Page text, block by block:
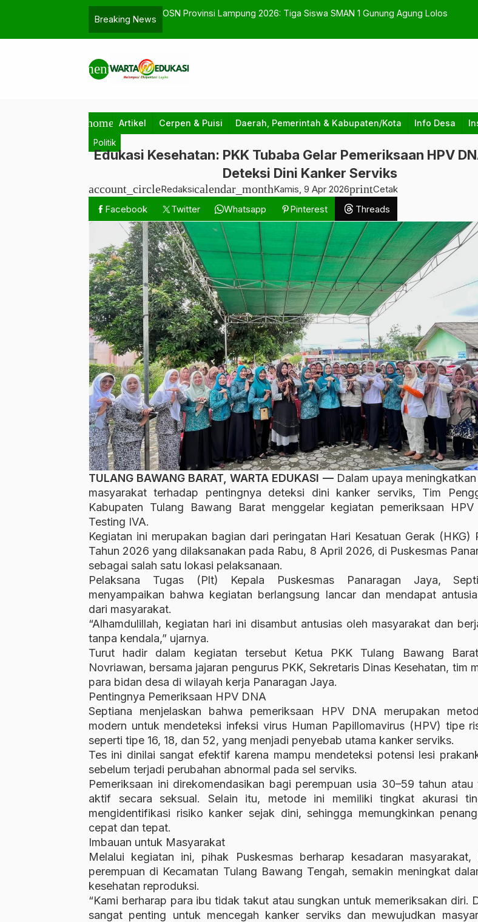
Breaking News
Dari Tiga Serangkai ke Generasi Z: Pendidikan Meningkat, Tapi Kenapa
menu
home Artikel Cerpen & Puisi Daerah, Pemerintah & Kabupaten/Kota Info Desa
Politik
Edukasi Kesehatan: PKK Tubaba Gelar Pemeriksaan HPV
Deteksi Dini Kanker Serviks
account_circleRedaksicalendar_monthKamis, 9 Apr 2026printCetak
Facebook
Twitter Whatsapp Pinterest Threads
TULANG BAWANG BARAT, WARTA EDUKASI —Dalam upaya meningkatkan
masyarakat terhadap pentingnya deteksi dini kanker serviks, Tim
Kabupaten Tulang Bawang Barat menggelar kegiatan pemeriksaan
Testing IVA.
Kegiatan ini merupakan bagian dari peringatan Hari Kesatuan Gerak (HKG)
Tahun 2026 yang dilaksanakan pada Rabu, 8 April 2026, di Puskesmas
sebagai salah satu lokasi pelaksanaan.
Pelaksana Tugas (Plt) Kepala Puskesmas Panaragan Jaya,
menyampaikan bahwa kegiatan berlangsung lancar dan mendapat
dari masyarakat.
“Alhamdulillah, kegiatan hari ini disambut antusias oleh masyarakat dan
tanpa kendala,” ujarnya.
Turut hadir dalam kegiatan tersebut Ketua PKK Tulang Bawang
Novriawan, bersama jajaran pengurus PKK, Sekretaris Dinas Kesehatan, tim
para bidan desa di wilayah kerja Panaragan Jaya.
Pentingnya Pemeriksaan HPV DNA
Septiana menjelaskan bahwa pemeriksaan HPV DNA merupakan
modern untuk mendeteksi infeksi virus Human Papillomavirus (HPV) tipe
seperti tipe 16, 18, dan 52, yang menjadi penyebab utama kanker serviks.
Tes ini dinilai sangat efektif karena mampu mendeteksi potensi lesi
sebelum terjadi perubahan abnormal pada sel serviks.
Pemeriksaan ini direkomendasikan bagi perempuan usia 30–59 tahun atau
aktif secara seksual. Selain itu, metode ini memiliki tingkat akurasi
mengidentifikasi risiko kanker sejak dini, sehingga memungkinkan
cepat dan tepat.
Imbauan untuk Masyarakat
Melalui kegiatan ini, pihak Puskesmas berharap kesadaran masyarakat,
perempuan di Kecamatan Tulang Bawang Tengah, semakin meningkat
kesehatan reproduksi.
“Kami berharap para ibu tidak takut atau sungkan untuk memeriksakan diri.
sangat penting untuk mencegah kanker serviks dan mewujudkan